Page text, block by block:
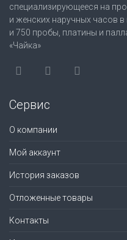
специализирующееся на
и женских наручных часов в
и 750 пробы, платины и
«Чайка»
Сервис
О компании
Мой аккаунт
История заказов
Отложенные товары
Контакты